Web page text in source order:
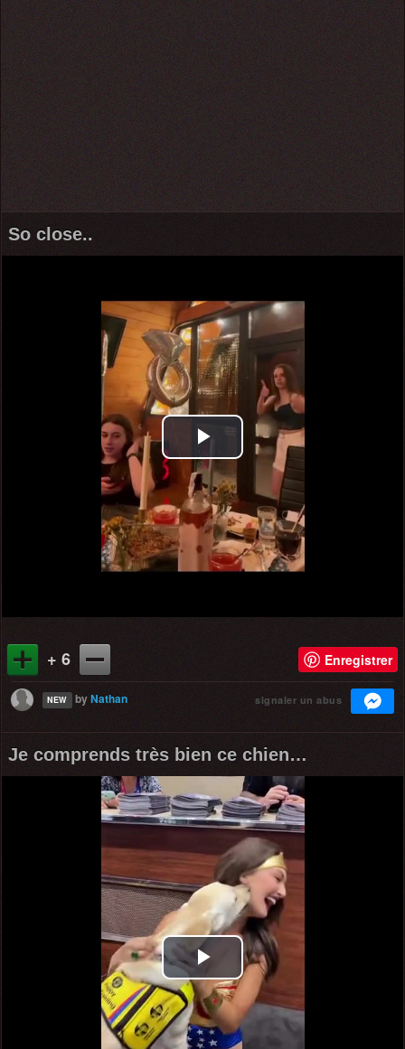
So close..
Play
Video
+ 6 Enregistrer
NEW byNathan signaler un abus
Je comprends très bien ce chien…
Play
Video